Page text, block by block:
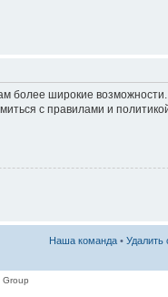
более широкие
с правилами и
Наша команда • Удалить